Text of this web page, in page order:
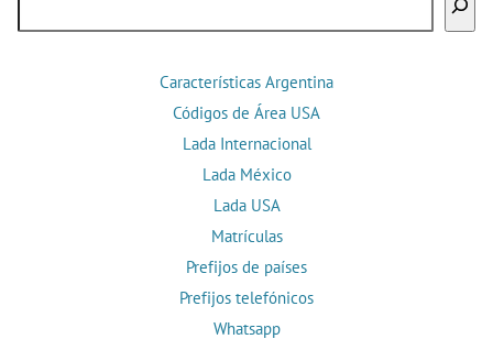
Características Argentina
Códigos de Área USA
Lada Internacional
Lada México
Lada USA
Matrículas
Prefijos de países
Prefijos telefónicos
Whatsapp